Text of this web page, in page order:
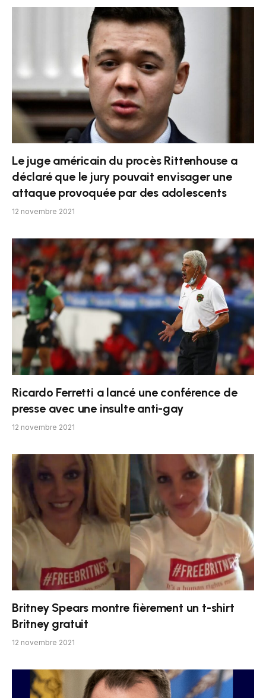
Le juge américain du procès Rittenhouse a
déclaré que le jury pouvait envisager une
attaque provoquée par des adolescents
12 novembre 2021
Ricardo Ferretti a lancé une conférence de
presse avec une insulte anti-gay
12 novembre 2021
Britney Spears montre fièrement un t-shirt
Britney gratuit
12 novembre 2021